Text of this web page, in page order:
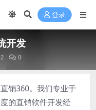
登录
开发
0
销360。我们专业于
的直销软件开发经